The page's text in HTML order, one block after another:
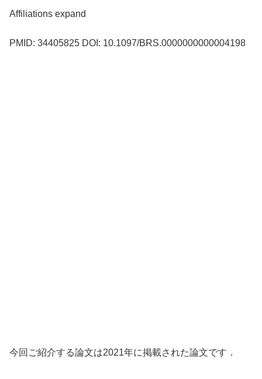
Affiliations expand
PMID: 34405825 DOI: 10.1097/BRS.0000000000004198
今回ご紹介する論文は2021年に掲載された論文です．